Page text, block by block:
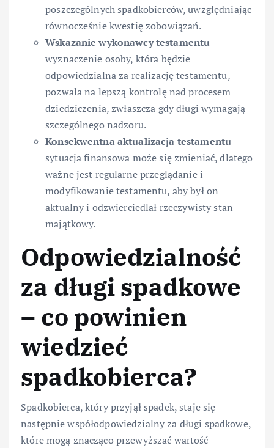
poszczególnych spadkobierców, uwzględniając
równocześnie kwestię zobowiązań.
Wskazanie wykonawcy testamentu–
wyznaczenie osoby, która będzie
odpowiedzialna za realizację testamentu,
pozwala na lepszą kontrolę nad procesem
dziedziczenia, zwłaszcza gdy długi wymagają
szczególnego nadzoru.
Konsekwentna aktualizacja testamentu–
sytuacja finansowa może się zmieniać, dlatego
ważne jest regularne przeglądanie i
modyfikowanie testamentu, aby był on
aktualny i odzwierciedlał rzeczywisty stan
majątkowy.
Odpowiedzialność
za długi spadkowe
– co powinien
wiedzieć
spadkobierca?
Spadkobierca, który przyjął spadek, staje się
następnie współodpowiedzialny za długi spadkowe,
które mogą znacząco przewyższać wartość